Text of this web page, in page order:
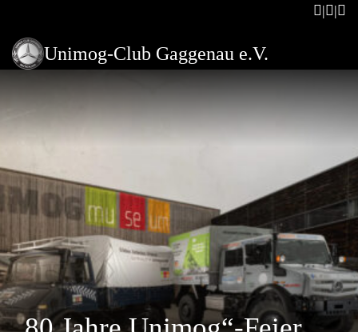
Unimog-Club Gaggenau e.V.